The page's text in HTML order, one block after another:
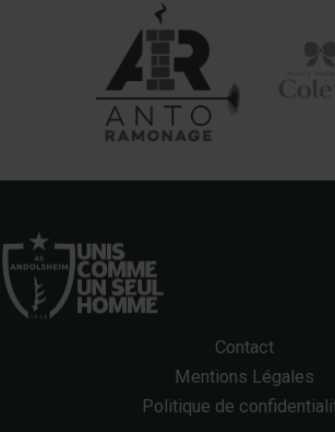
Contact
Mentions Légales
Politique de